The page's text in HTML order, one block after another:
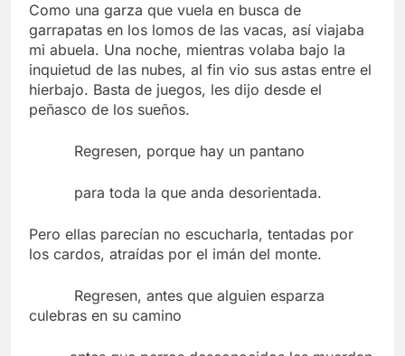
Como una garza que vuela en busca de
garrapatas en los lomos de las vacas, así viajaba
mi abuela. Una noche, mientras volaba bajo la
inquietud de las nubes, al fin vio sus astas entre el
hierbajo. Basta de juegos, les dijo desde el
peñasco de los sueños.
Regresen, porque hay un pantano
para toda la que anda desorientada.
Pero ellas parecían no escucharla, tentadas por
los cardos, atraídas por el imán del monte.
Regresen, antes que alguien esparza
culebras en su camino